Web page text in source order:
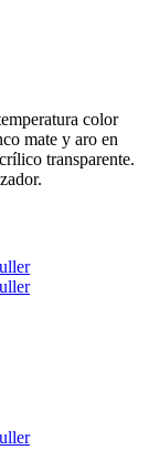
color
mate y aro en
transparente.